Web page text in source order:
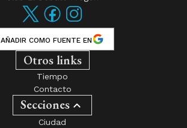
AÑADIR COMO FUENTE EN
Otros links
Tiempo
Contacto
Secciones
Ciudad